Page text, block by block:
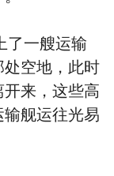
一艘运输
空地，此时
来，这些高
舰运往光易